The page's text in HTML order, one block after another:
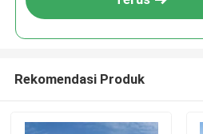
Rekomendasi Produk